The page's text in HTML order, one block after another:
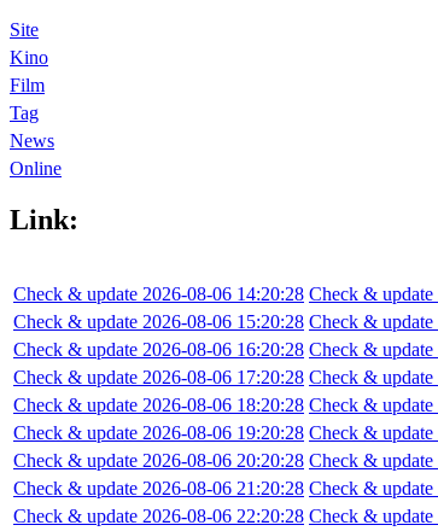
Site
Kino
Film
Tag
News
Online
Link:
Check & update 2026-08-06 14:20:28
Check & update 2026-08-06 15:20:28
Check & update 2026-08-06 16:20:28
Check & update 2026-08-06 17:20:28
Check & update 2026-08-06 18:20:28
Check & update 2026-08-06 19:20:28
Check & update 2026-08-06 20:20:28
Check & update 2026-08-06 21:20:28
Check & update 2026-08-06 22:20:28
Check &
Check &
Check &
Check &
Check &
Check &
Check &
Check &
Check &